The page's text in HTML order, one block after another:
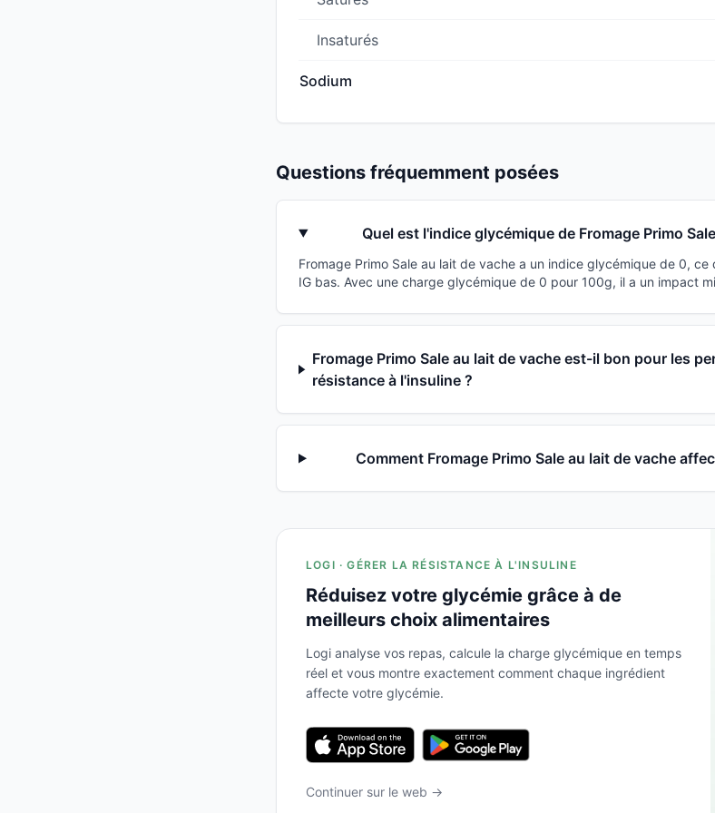
Insaturés
Sodium
Questions fréquemment posées
Quel est l'indice glycémique de Fromage Primo
Fromage Primo Sale au lait de vache a un indice glycémique de 0, ce
IG bas. Avec une charge glycémique de 0 pour 100g, il a un impact
Fromage Primo Sale au lait de vache est-il bon pour les
résistance à l'insuline ?
Comment Fromage Primo Sale au lait de vache
LOGI · GÉRER LA RÉSISTANCE À L'INSULINE
Réduisez votre glycémie grâce à de
meilleurs choix alimentaires
Logi analyse vos repas, calcule la charge glycémique en temps
réel et vous montre exactement comment chaque ingrédient
affecte votre glycémie.
Continuer sur le web →